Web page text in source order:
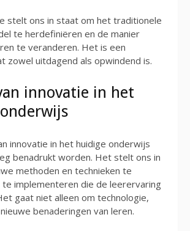
stelt ons in staat om het traditionele
te herdefiniëren en de manier
te veranderen. Het is een
zowel uitdagend als opwindend is.
innovatie in het
innovatie in het huidige onderwijs
benadrukt worden. Het stelt ons in
methoden en technieken te
te implementeren die de leerervaring
gaat niet alleen om technologie,
benaderingen van leren.